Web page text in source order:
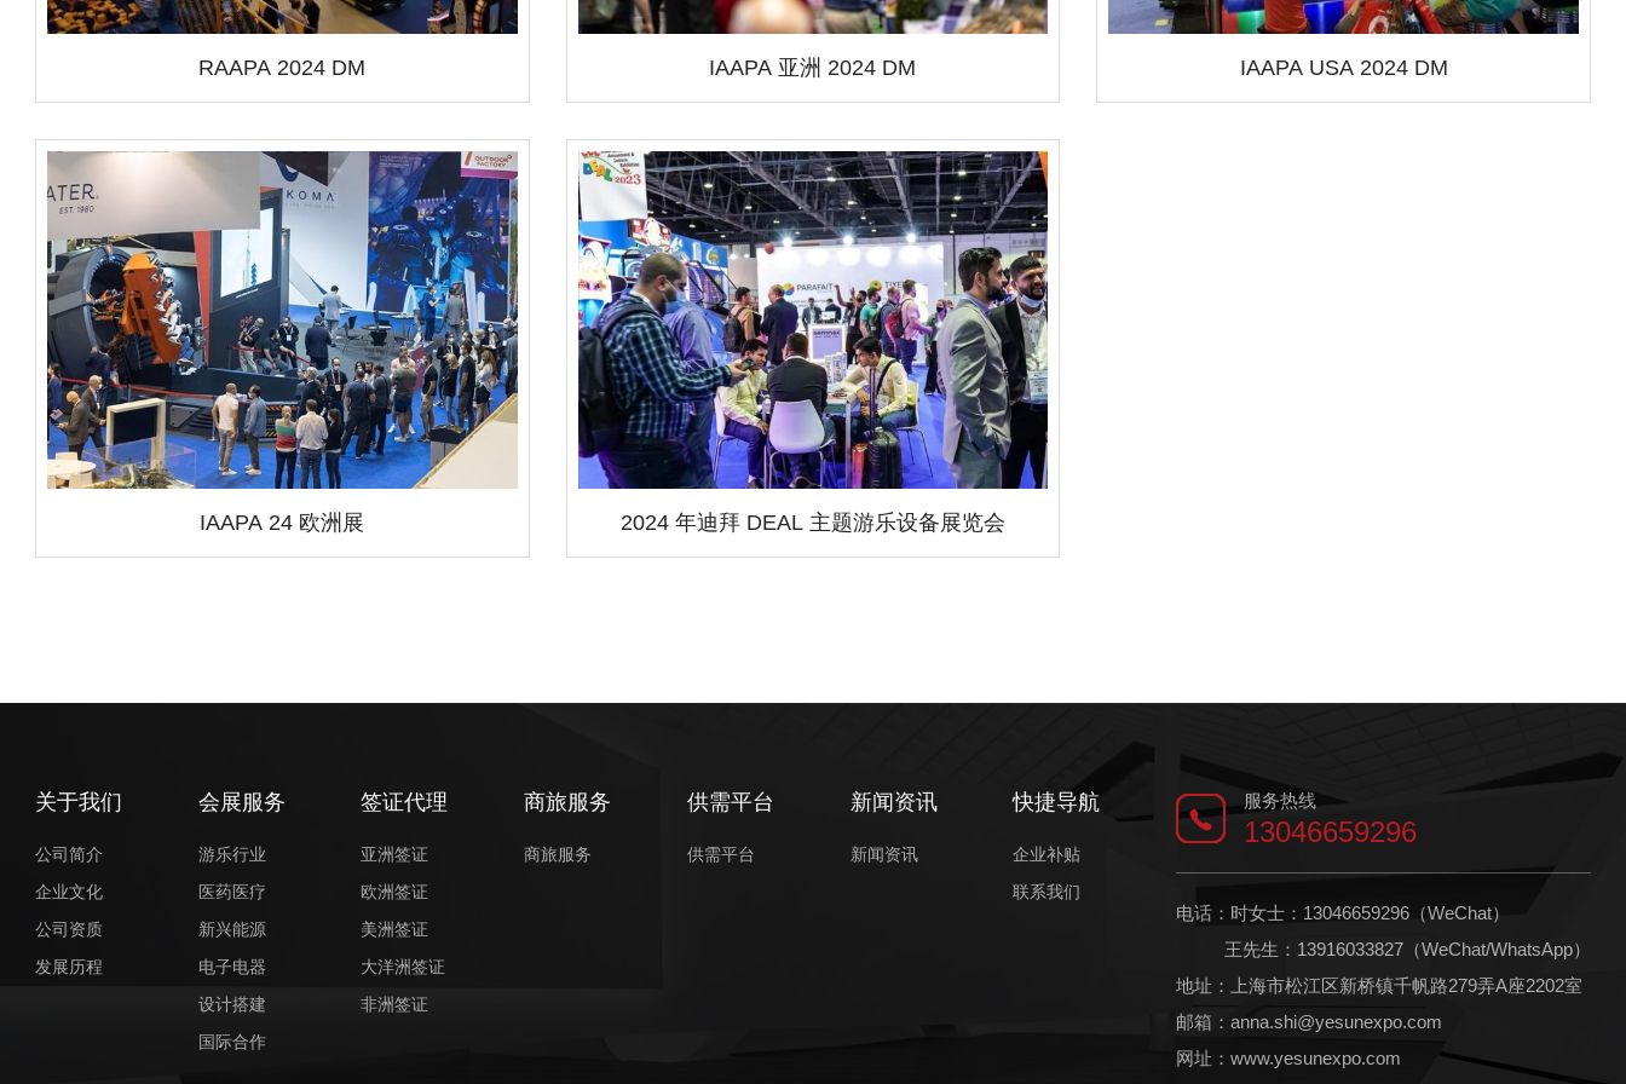
RAAPA 2024 DM IAAPA 亚洲 2024 DM IAAPA USA 2024 DM
IAAPA 24 欧洲展 2024 年迪拜 DEAL 主题游乐设备展览会
关于我们
公司简介
企业文化
公司资质
发展历程
会展服务
游乐行业
医药医疗
新兴能源
电子电器
设计搭建
国际合作
签证代理
亚洲签证
欧洲签证
美洲签证
大洋洲签证
非洲签证
商旅服务
商旅服务
供需平台
供需平台
新闻资讯
新闻资讯
快捷导航
企业补贴
联系我们
服务热线
13046659296
电话：时女士：13046659296（WeChat）
王先生：13916033827（WeChat/WhatsApp）
地址：上海市松江区新桥镇千帆路279弄A座2202室
邮箱：anna.shi@yesunexpo.com
网址：www.yesunexpo.com